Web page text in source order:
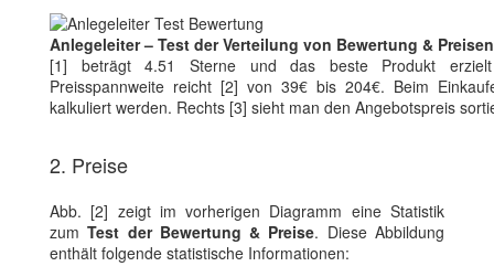
Anlegeleiter – Test der Verteilung von Bewertung &
[1] beträgt 4.51 Sterne und das beste Produkt
Preisspannweite reicht [2] von 39€ bis 204€. Beim
kalkuliert werden. Rechts [3] sieht man den Angebotspreis
2. Preise
Abb. [2] zeigt im vorherigen Diagramm eine Statistik
zumTest der Bewertung & Preise. Diese Abbildung
enthält folgende statistische Informationen: